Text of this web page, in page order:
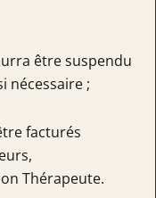
être suspendu
nécessaire ;
facturés
Thérapeute.